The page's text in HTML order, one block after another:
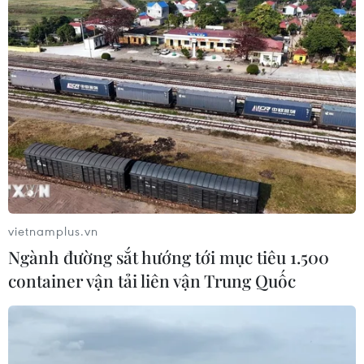
vietnamplus.vn
Ngành đường sắt hướng tới mục tiêu 1.500
container vận tải liên vận Trung Quốc